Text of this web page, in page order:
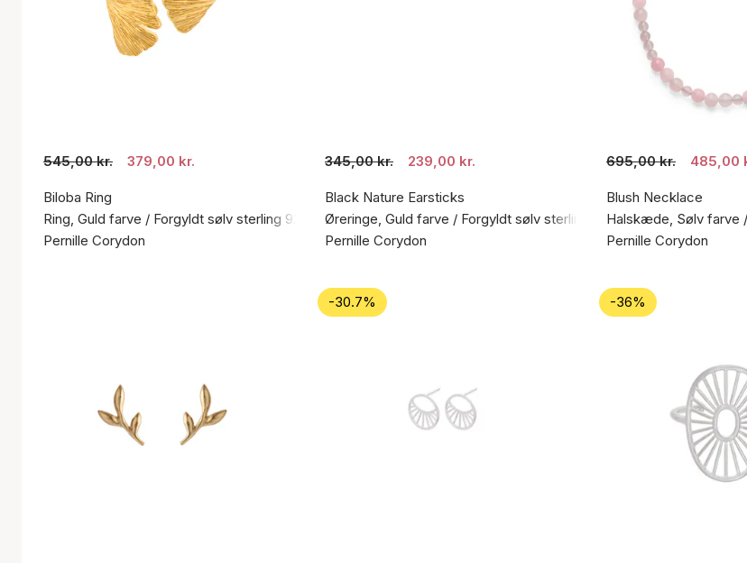
545,00 kr. 379,00 kr.
Biloba Ring
Ring, Guld farve / Forgyldt sølv sterling 925
Pernille Corydon
345,00 kr. 239,00 kr.
Black Nature Earsticks
Øreringe, Guld farve / Forgyldt sølv sterling 925
Pernille Corydon
695,00 kr. 485,00
Blush Necklace
Halskæde, Sølv farve
Pernille Corydon
-30.7% -36%